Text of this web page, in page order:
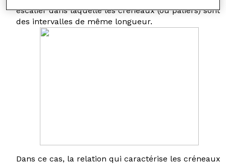
escalier dans laquelle les créneaux (ou paliers) sont
des intervalles de même longueur.
Dans ce cas, la relation qui caractérise les créneaux